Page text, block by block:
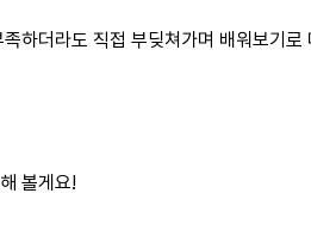
하더라도 직접 부딪쳐가며 배워보기로
볼게요!